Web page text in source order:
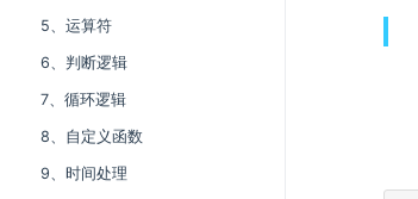
5、运算符
6、判断逻辑
7、循环逻辑
8、自定义函数
9、时间处理